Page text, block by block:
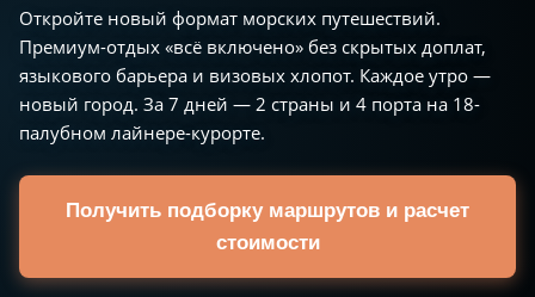
Откройте новый формат морских путешествий.
Премиум-отдых «всё включено» без скрытых доплат,
языкового барьера и визовых хлопот. Каждое утро —
новый город. За 7 дней — 2 страны и 4 порта на 18-
палубном лайнере-курорте.
Получить подборку маршрутов и расчет
стоимости